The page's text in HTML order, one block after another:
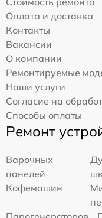
Оплата и доставка
Контакты
Вакансии
О компании
Ремонтируемые
Наши услуги
Согласие на
Способы оплаты
Ремонт
Варочных
панелей
Кофемашин